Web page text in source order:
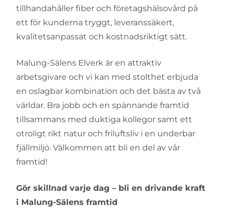
tillhandahåller fiber och företagshälsovård på
ett för kunderna tryggt, leveranssäkert,
kvalitetsanpassat och kostnadsriktigt sätt.
Malung-Sälens Elverk är en attraktiv
arbetsgivare och vi kan med stolthet erbjuda
en oslagbar kombination och det bästa av två
världar. Bra jobb och en spännande framtid
tillsammans med duktiga kollegor samt ett
otroligt rikt natur och friluftsliv i en underbar
fjällmiljö. Välkommen att bli en del av vår
framtid!
Gör skillnad varje dag – bli en drivande kraft
i Malung-Sälens framtid